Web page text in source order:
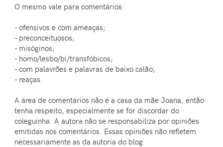
O mesmo vale para comentários:
- ofensivos e com ameaças;
- preconceituosos;
- misóginos;
- homo/lesbo/bi/transfóbicos;
- com palavrões e palavras de baixo calão;
- reaças.
A área de comentários não é a casa da mãe Joana, então
tenha respeito, especialmente se for discordar do
coleguinha. A autora não se responsabiliza por opiniões
emitidas nos comentários. Essas opiniões não refletem
necessariamente as da autoria do blog.